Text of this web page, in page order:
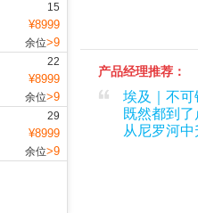
15
¥8999
余位>9
22
¥8999
余位>9
29
¥8999
余位>9
产品经理推荐：
埃及｜不
既然都到
从尼罗河